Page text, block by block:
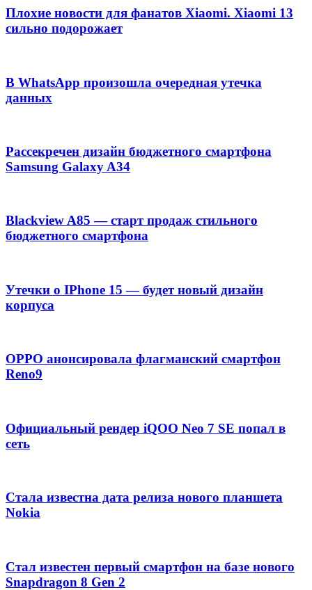
Плохие новости для фанатов Xiaomi. Xiaomi 13
сильно подорожает
В WhatsApp произошла очередная утечка
данных
Рассекречен дизайн бюджетного смартфона
Samsung Galaxy A34
Blackview A85 — старт продаж стильного
бюджетного смартфона
Утечки о IPhone 15 — будет новый дизайн
корпуса
OPPO анонсировала флагманский смартфон
Reno9
Официальный рендер iQOO Neo 7 SE попал в
сеть
Стала известна дата релиза нового планшета
Nokia
Стал известен первый смартфон на базе нового
Snapdragon 8 Gen 2